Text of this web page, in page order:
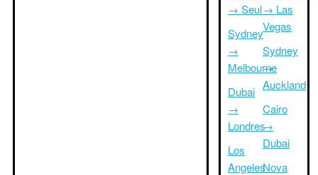
→ Seul
Sydney
→
Melbourne
Dubai
→
Londres
Los
Angeles
→ Las
Vegas
Sydney
→
Auckland
Cairo
→
Dubai
Nova